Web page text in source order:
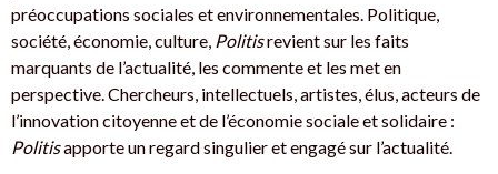
préoccupations sociales et environnementales. Politique,
société, économie, culture, Politisrevient sur les faits
marquants de l’actualité, les commente et les met en
perspective. Chercheurs, intellectuels, artistes, élus, acteurs de
l’innovation citoyenne et de l’économie sociale et solidaire :
Politisapporte un regard singulier et engagé sur l’actualité.